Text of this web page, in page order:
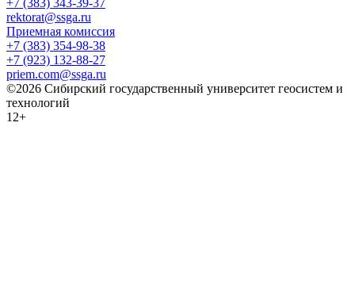
+7 (383) 343-39-37
rektorat@ssga.ru
Приемная комиссия
+7 (383) 354-98-38
+7 (923) 132-88-27
priem.com@ssga.ru
©2026 Сибирский государственный университет геосистем и
технологий
12+